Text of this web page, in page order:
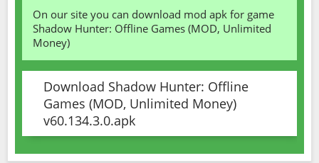
On our site you can download mod apk for game
Shadow Hunter: Offline Games (MOD, Unlimited
Money)
Download Shadow Hunter: Offline
Games (MOD, Unlimited Money)
v60.134.3.0.apk